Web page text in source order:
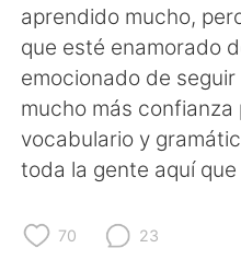
English 简
繁體中文
العربية
Deutsch
aprendido mucho,
que esté enamorado
emocionado de
mucho más
vocabulario y
toda la gente aquí
70 23